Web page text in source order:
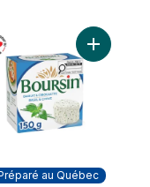
à tartiner Canneberge
au Québec
Ajouter